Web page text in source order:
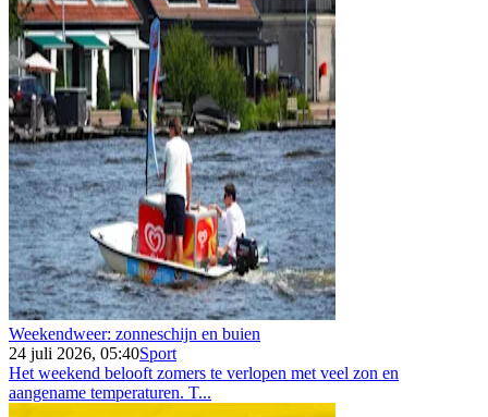
Weekendweer: zonneschijn en buien
24 juli 2026, 05:40Sport
Het weekend belooft zomers te verlopen met veel zon en
aangename temperaturen. T...